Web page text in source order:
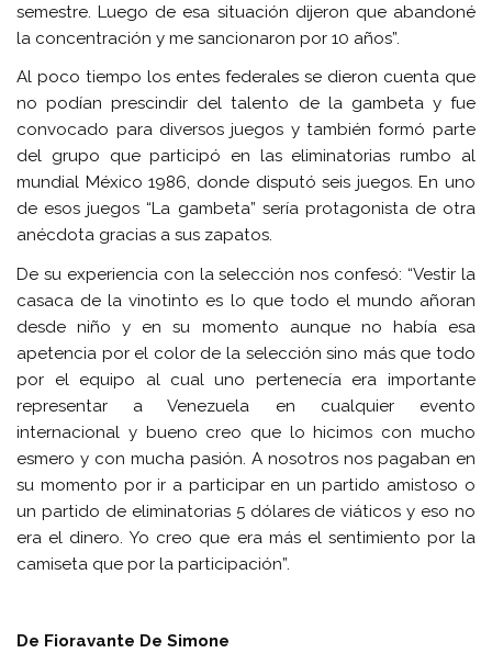
semestre. Luego de esa situación dijeron que abandoné
la concentración y me sancionaron por 10 años”.
Al poco tiempo los entes federales se dieron cuenta que
no podían prescindir del talento de la gambeta y fue
convocado para diversos juegos y también formó parte
del grupo que participó en las eliminatorias rumbo al
mundial México 1986, donde disputó seis juegos. En uno
de esos juegos “La gambeta” sería protagonista de otra
anécdota gracias a sus zapatos.
De su experiencia con la selección nos confesó: “Vestir la
casaca de la vinotinto es lo que todo el mundo añoran
desde niño y en su momento aunque no había esa
apetencia por el color de la selección sino más que todo
por el equipo al cual uno pertenecía era importante
representar a Venezuela en cualquier evento
internacional y bueno creo que lo hicimos con mucho
esmero y con mucha pasión. A nosotros nos pagaban en
su momento por ir a participar en un partido amistoso o
un partido de eliminatorias 5 dólares de viáticos y eso no
era el dinero. Yo creo que era más el sentimiento por la
camiseta que por la participación”.
De Fioravante De Simone